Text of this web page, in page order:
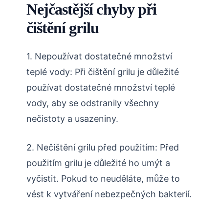
Nejčastější chyby při
čištění grilu
1. Nepoužívat dostatečné množství
teplé vody: Při čištění grilu je důležité
používat dostatečné množství teplé
vody, aby se odstranily všechny
nečistoty a usazeniny.
2. Nečištění grilu před použitím: Před
použitím grilu je důležité ho umýt a
vyčistit. Pokud to neuděláte, může to
vést k vytváření nebezpečných bakterií.